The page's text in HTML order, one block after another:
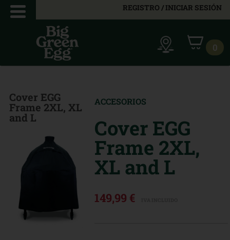
REGISTRO / INICIAR SESIÓN
0
Cover EGG
Frame 2XL, XL
and L
ACCESORIOS
Cover EGG
Frame 2XL,
XL and L
149,99 €